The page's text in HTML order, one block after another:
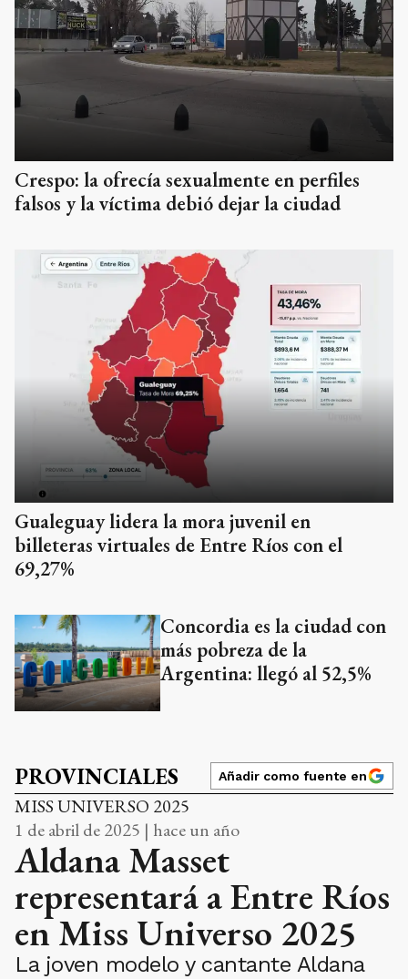
Crespo: la ofrecía sexualmente en perfiles
falsos y la víctima debió dejar la ciudad
Gualeguay lidera la mora juvenil en
billeteras virtuales de Entre Ríos con el
69,27%
Concordia es la ciudad con
más pobreza de la
Argentina: llegó al 52,5%
PROVINCIALES Añadir como fuente en
MISS UNIVERSO 2025
1 de abril de 2025 | hace un año
Aldana Masset
representará a Entre Ríos
en Miss Universo 2025
La joven modelo y cantante Aldana